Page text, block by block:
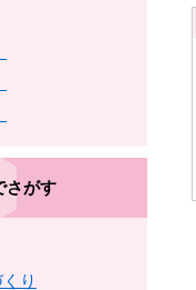
さがす
り